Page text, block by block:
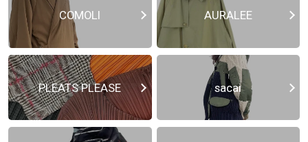
COMOLI AURALEE
PLEATS PLEASE sacai